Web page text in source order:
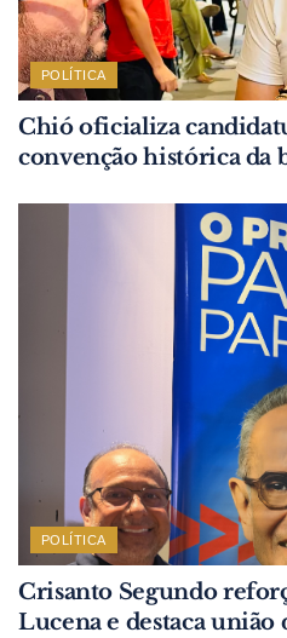
POLÍTICA
Chió oficializa
convenção histórica da
POLÍTICA
Crisanto Segundo
Lucena e destaca união